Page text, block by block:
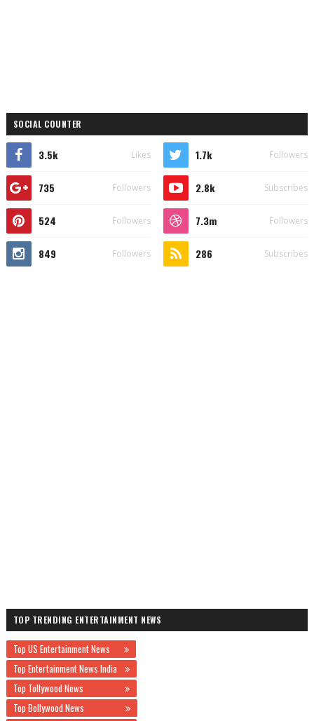
SOCIAL COUNTER
3.5k Likes 1.7k Followers
735 Followers 2.8k Subscribes
524 Followers 7.3m Followers
849 Followers 286 Subscribes
TOP TRENDING ENTERTAINMENT NEWS
Top US Entertainment News
Top Entertainment News India
Top Tollywood News
Top Bollywood News